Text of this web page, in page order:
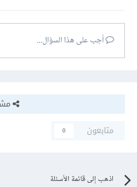
أجب على هذا السؤال...
متابعون
0
اذهب إلى قائمة الأسئلة